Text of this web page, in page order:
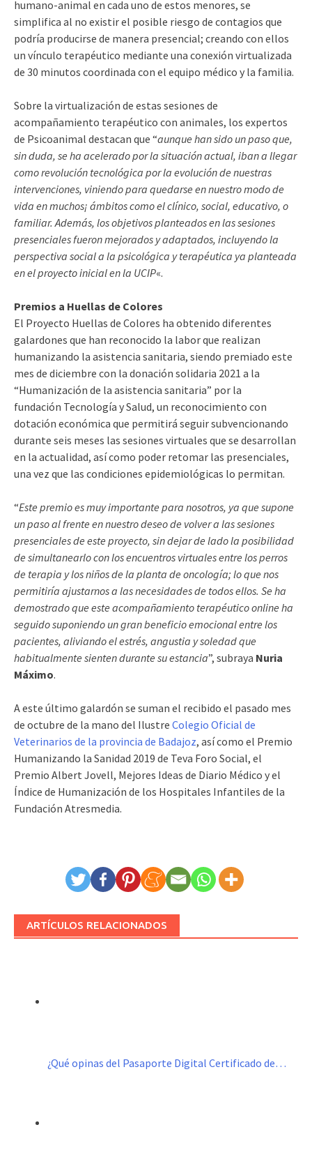
humano-animal en cada uno de estos menores, se
simplifica al no existir el posible​ riesgo de contagios que
podría producirse de manera presencial; creando con ellos
un vínculo terapéutico mediante una conexión virtualizada
de 30 minutos coordinada con el equipo médico y la familia.
Sobre la virtualización de estas sesiones de
acompañamiento terapéutico con animales, los expertos
de Psicoanimal destacan que “aunque han sido un paso que,
sin duda, se ha acelerado por la situación actual, iban a llegar
como revolución tecnológica por la evolución de nuestras
intervenciones, viniendo para quedarse en nuestro modo de
vida en muchos¡ ámbitos como el clínico, social, educativo, o
familiar. Además, los objetivos planteados en las sesiones
presenciales fueron mejorados y adaptados, incluyendo la
perspectiva social a la psicológica y terapéutica ya planteada
en el proyecto inicial en la UCIP«.
Premios a Huellas de Colores
El Proyecto Huellas de Colores ha obtenido diferentes
galardones que han reconocido la labor que realizan
humanizando la asistencia sanitaria, siendo premiado este
mes de diciembre con la donación solidaria 2021 a la
“Humanización de la asistencia sanitaria” por la
fundación Tecnología y Salud, un reconocimiento con
dotación económica que permitirá seguir subvencionando
durante seis meses las sesiones virtuales que se desarrollan
en la actualidad, así como poder retomar las presenciales,
una vez que las condiciones epidemiológicas lo permitan.
“Este premio es muy importante para nosotros, ya que supone
un paso al frente en nuestro deseo de volver a las sesiones
presenciales de este proyecto, sin dejar de lado la posibilidad
de simultanearlo con los encuentros virtuales entre los perros
de terapia y los niños de la planta de oncología; lo que nos
permitiría ajustarnos a las necesidades de todos ellos. Se ha
demostrado que este acompañamiento terapéutico online ha
seguido suponiendo un gran beneficio emocional entre los
pacientes, aliviando el estrés, angustia y soledad que
habitualmente sienten durante su estancia”, subraya Nuria
Máximo.
A este último galardón se suman el recibido el pasado mes
de octubre de la mano del Ilustre Colegio Oficial de
Veterinarios de la provincia de Badajoz, así como el Premio
Humanizando la Sanidad 2019 de Teva Foro Social, el
Premio Albert Jovell, Mejores Ideas de Diario Médico y el
Índice de Humanización de los Hospitales Infantiles de la
Fundación Atresmedia.
ARTÍCULOS RELACIONADOS
¿Qué opinas del Pasaporte Digital Certificado de…